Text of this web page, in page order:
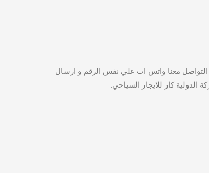
ان يمكنك التواصل معنا واتس اب علي نفس الرقم و ارسال
كار للايجار السياحي.